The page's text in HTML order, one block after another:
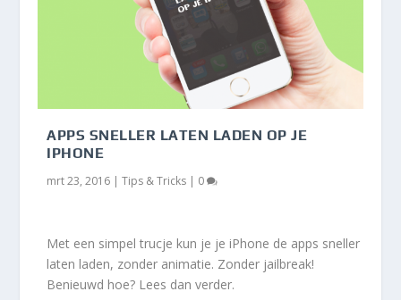
APPS SNELLER LATEN LADEN OP JE
IPHONE
mrt 23, 2016 |Tips & Tricks | 0
Met een simpel trucje kun je je iPhone de apps sneller
laten laden, zonder animatie. Zonder jailbreak!
Benieuwd hoe? Lees dan verder.